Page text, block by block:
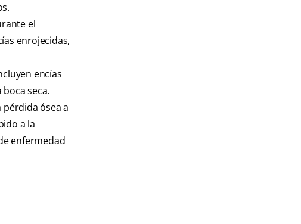
el
enrojecidas,
encías
seca.
ósea a
a la
enfermedad